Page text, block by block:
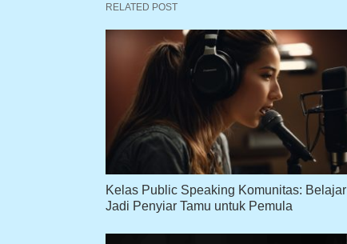
RELATED POST
Kelas Public Speaking Komunitas: Belajar
Jadi Penyiar Tamu untuk Pemula